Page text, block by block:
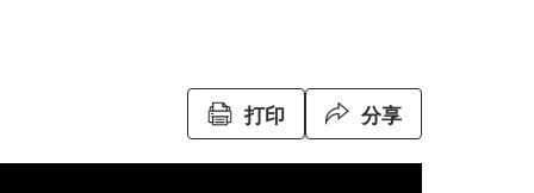
打印 分享